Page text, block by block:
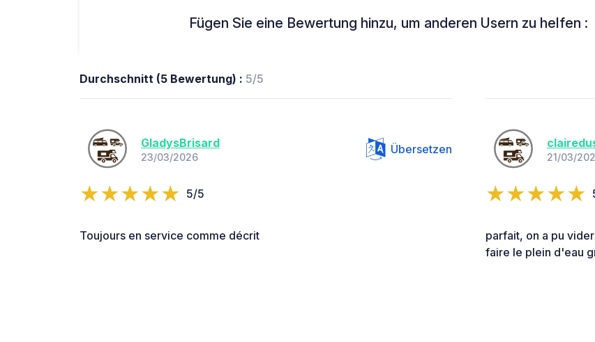
Fügen Sie eine Bewertung hinzu, um anderen Usern zu helfen :
Durchschnitt (5 Bewertung) : 5/5
GladysBrisard
23/03/2026
Übersetzen
5/5
Toujours en service comme décrit
21/03/
parfait, on a pu
faire le plein d'eau